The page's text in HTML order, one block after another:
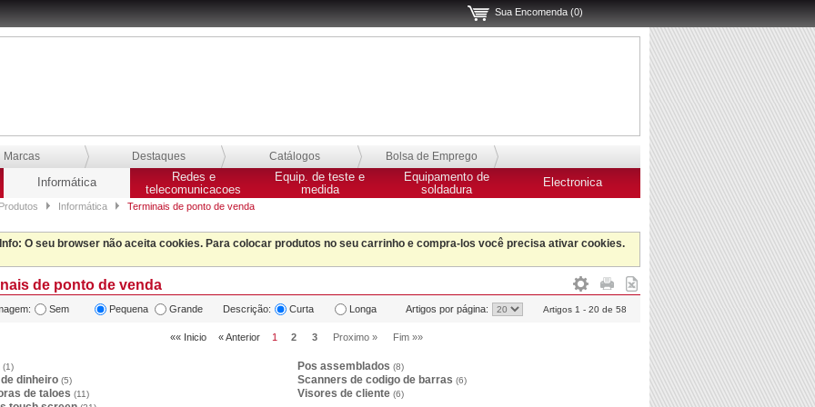
Sua Encomenda (0)
Marcas Destaques Catálogos Bolsa de Emprego
Informática
Redes e
telecomunicacoes
Equip. de teste e
medida
Equipamento de
soldadura
Electronica
Produtos Informática Terminais de ponto de venda
Info: O seu browser não aceita cookies. Para colocar produtos no seu carrinho e compra-los você precisa ativar cookies.
de ponto de venda
Sem Pequena Grande Descrição: Curta Longa Artigos por página: Artigos 1 - 20 de 58
«« Inicio « Anterior 1 2 3 Proximo » Fim »»
(1)
dinheiro (5)
de taloes (11)
Pos assemblados (8)
Scanners de codigo de barras (6)
Visores de cliente (6)